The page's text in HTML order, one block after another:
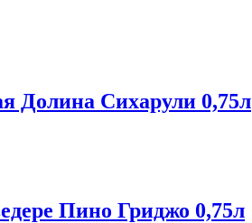
Долина Сихарули 0,75л
Пино Гриджо 0,75л